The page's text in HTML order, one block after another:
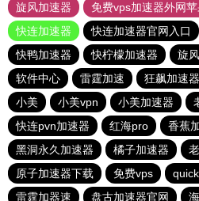
旋风加速器
免费vps加速器外网
快连加速器
快连加速器官网入口
快鸭加速器
快柠檬加速器 旋
软件中心
雷霆加速 狂飙加速器
小美
小美vpn 小美加速器
快连pvn加速器
红海pro 香蕉
黑洞永久加速器
橘子加速器
原子加速器下载
免费vps
雷霆加器速
盘古加速器官网